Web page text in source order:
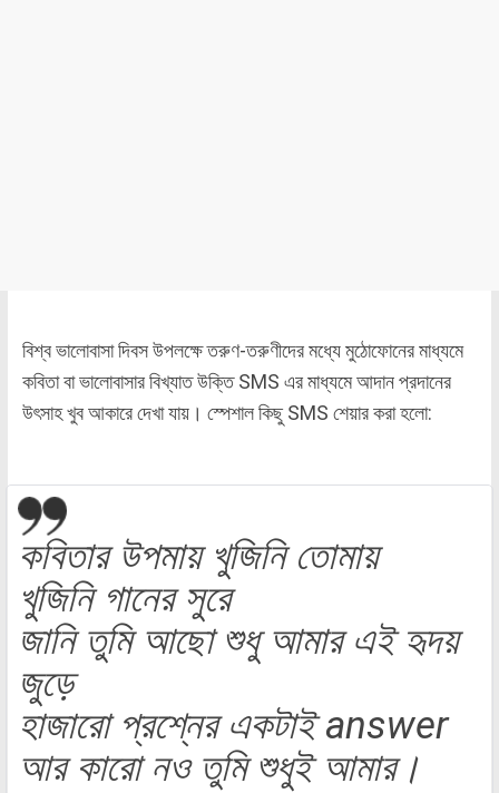
বিশ্ব ভালোবাসা দিবস উপলক্ষে তরুণ-তরুণীদের মধ্যে মুঠোফোনের মাধ্যমে
কবিতা বা ভালোবাসার বিখ্যাত উক্তি SMS এর মাধ্যমে আদান প্রদানের
উৎসাহ খুব আকারে দেখা যায়। স্পেশাল কিছু SMS শেয়ার করা হলো:
কবিতার উপমায় খুজিনি তোমায়
খুজিনি গানের সুরে
জানি তুমি আছো শুধু আমার এই হৃদয়
জুড়ে
হাজারো প্রশ্নের একটাই answer
আর কারো নও তুমি শুধুই আমার।